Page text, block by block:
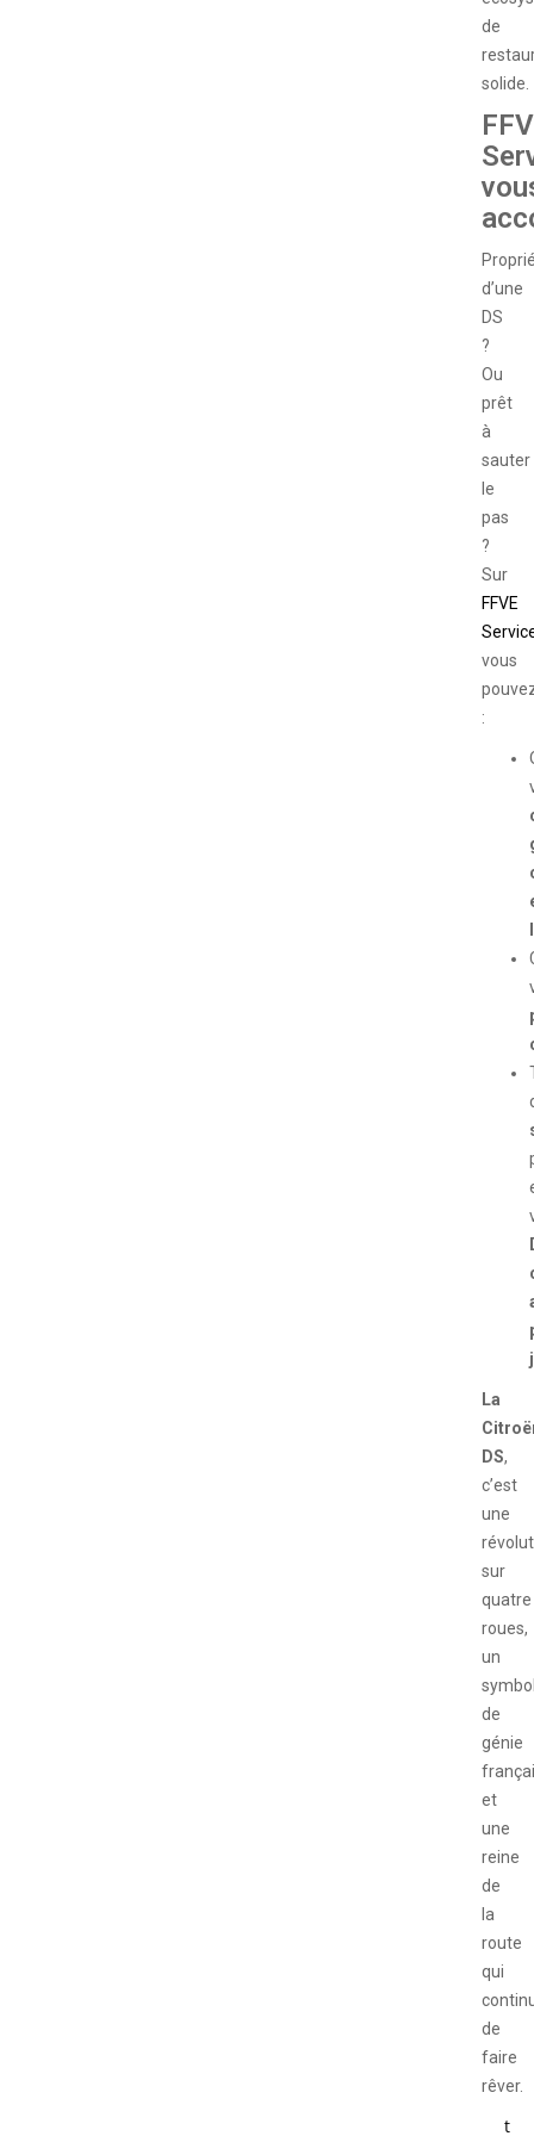
t
de
solide.
d’une
DS
?
Ou
prêt
à
sauter
le
pas
?
Sur
FFVE
vous
:
La
DS,
c’est
une
sur
quatre
roues,
un
de
génie
et
une
reine
de
la
route
qui
de
faire
rêver.